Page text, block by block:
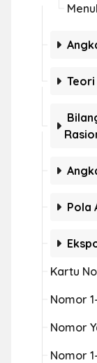
Teori
Pola
Kartu
Nomor
Nomor
Nomor